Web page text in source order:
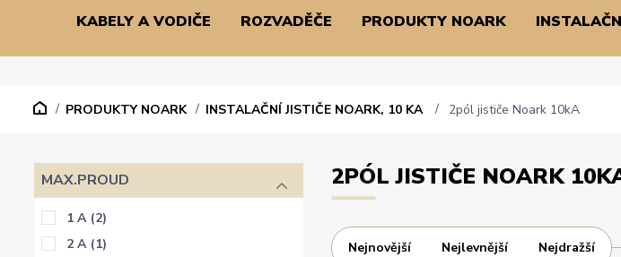
KABELY A VODIČE ROZVADĚČE PRODUKTY NOARK
PRODUKTY NOARK INSTALAČNÍ JISTIČE NOARK, 10 KA 2pól jističe Noark 10kA
2PÓL JISTIČE NOARK
Nejnovější Nejlevnější Nejdražší
MAX.PROUD
1 A (2)
2 A (1)